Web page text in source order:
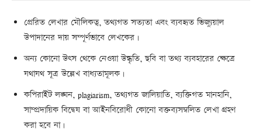
প্রেরিত লেখার মৌলিকত্ব, তথ্যগত সত্যতা এবং ব্যবহৃত ভিজ্যুয়াল
উপাদানের দায় সম্পূর্ণভাবে লেখকের।
অন্য কোনো উৎস থেকে নেওয়া উদ্ধৃতি, ছবি বা তথ্য ব্যবহারের ক্ষেত্রে
যথাযথ সূত্র উল্লেখ বাধ্যতামূলক।
কপিরাইট লঙ্ঘন, plagiarism, তথ্যগত জালিয়াতি, ব্যক্তিগত মানহানি,
সাম্প্রদায়িক বিদ্বেষ বা আইনবিরোধী কোনো বক্তব্যসম্বলিত লেখা গ্রহণ
করা হবে না।